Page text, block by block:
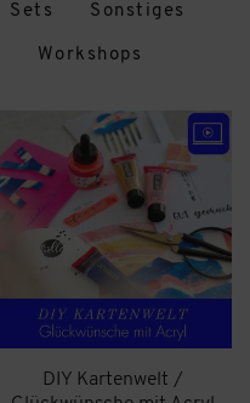
Sets Sonstiges
Workshops
DIY Kartenwelt /